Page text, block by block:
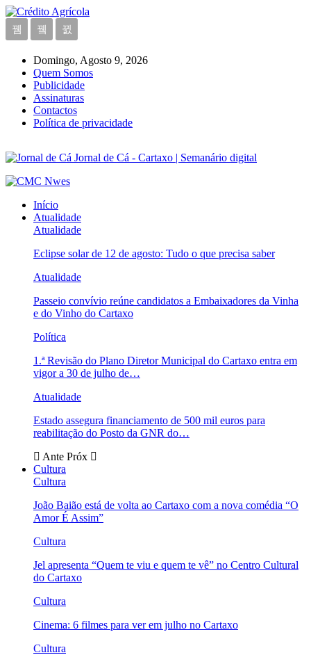
Domingo, Agosto 9, 2026
Quem Somos
Publicidade
Assinaturas
Contactos
Política de privacidade
Jornal de Cá - Cartaxo | Semanário digital
Início
Atualidade
Atualidade
Eclipse solar de 12 de agosto: Tudo o que precisa saber
Atualidade
Passeio convívio reúne candidatos a Embaixadores da Vinha
e do Vinho do Cartaxo
Política
1.ª Revisão do Plano Diretor Municipal do Cartaxo entra em
vigor a 30 de julho de…
Atualidade
Estado assegura financiamento de 500 mil euros para
reabilitação do Posto da GNR do…
Ante Próx
Cultura
Cultura
João Baião está de volta ao Cartaxo com a nova comédia “O
Amor É Assim”
Cultura
Jel apresenta “Quem te viu e quem te vê” no Centro Cultural
do Cartaxo
Cultura
Cinema: 6 filmes para ver em julho no Cartaxo
Cultura